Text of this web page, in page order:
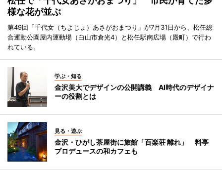
様な花が並ぶ
第49回「千代女（ちよじょ）あさがおまつり」が7月31日から、松任総
合運動公園屋内運動場（白山市倉光4）と松任駅南広場（殿町）で行わ
れている。
学ぶ・知る
金沢美大でデザインの公開講義 AI時代のデザイナ
ーの役割とは
見る・遊ぶ
金沢・ひがし茶屋街に旅館「百楽荘 離れ」 料亭
プロデュースの和カフェも